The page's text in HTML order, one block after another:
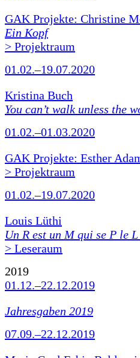
GAK Projekte: Christine
Ein Kopf
> Projektraum
01.02.–19.07.2020
Kristina Buch
You can’t walk unless the
01.02.–01.03.2020
GAK Projekte: Esther
> Projektraum
01.02.–19.07.2020
Louis Lüthi
Un R est un M qui se P le
> Leseraum
2019
01.12.–22.12.2019
Jahresgaben 2019
07.09.–22.12.2019